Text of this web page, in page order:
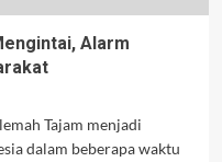
Alarm
Tajam menjadi
dalam beberapa waktu